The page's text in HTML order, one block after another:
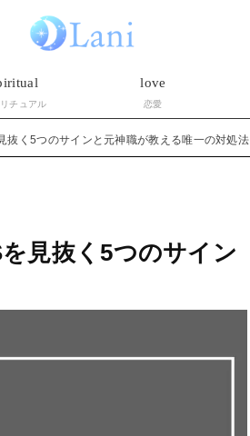
チュアル
love
恋愛
抜く5つのサインと元神職が教える唯一の対処法
見抜く5つのサイン